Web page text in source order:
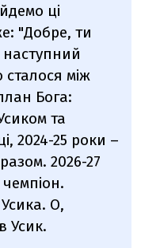
ці
"Добре, ти
між
Бога:
та
2024-25 роки –
2026-27
О,
Усик.